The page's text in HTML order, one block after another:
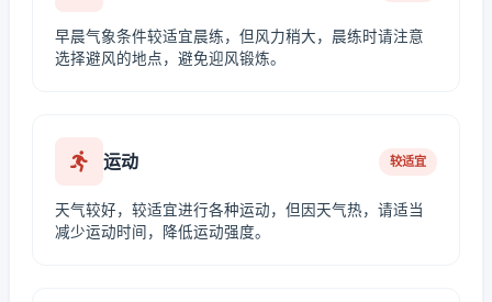
早晨气象条件较适宜晨练，但风力稍大，晨练时请注意
选择避风的地点，避免迎风锻炼。
运动 较适宜
天气较好，较适宜进行各种运动，但因天气热，请适当
减少运动时间，降低运动强度。